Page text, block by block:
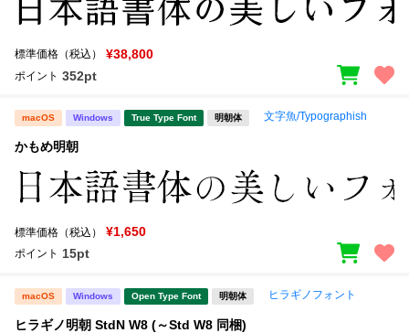
標準価格（税込） ¥38,800
ポイント 352pt
macOS Windows True Type Font 明朝体 文字魚/Typographish
かもめ明朝
標準価格（税込） ¥1,650
ポイント 15pt
macOS Windows Open Type Font 明朝体 ヒラギノフォント
ヒラギノ明朝 StdN W8 (～Std W8 同梱)